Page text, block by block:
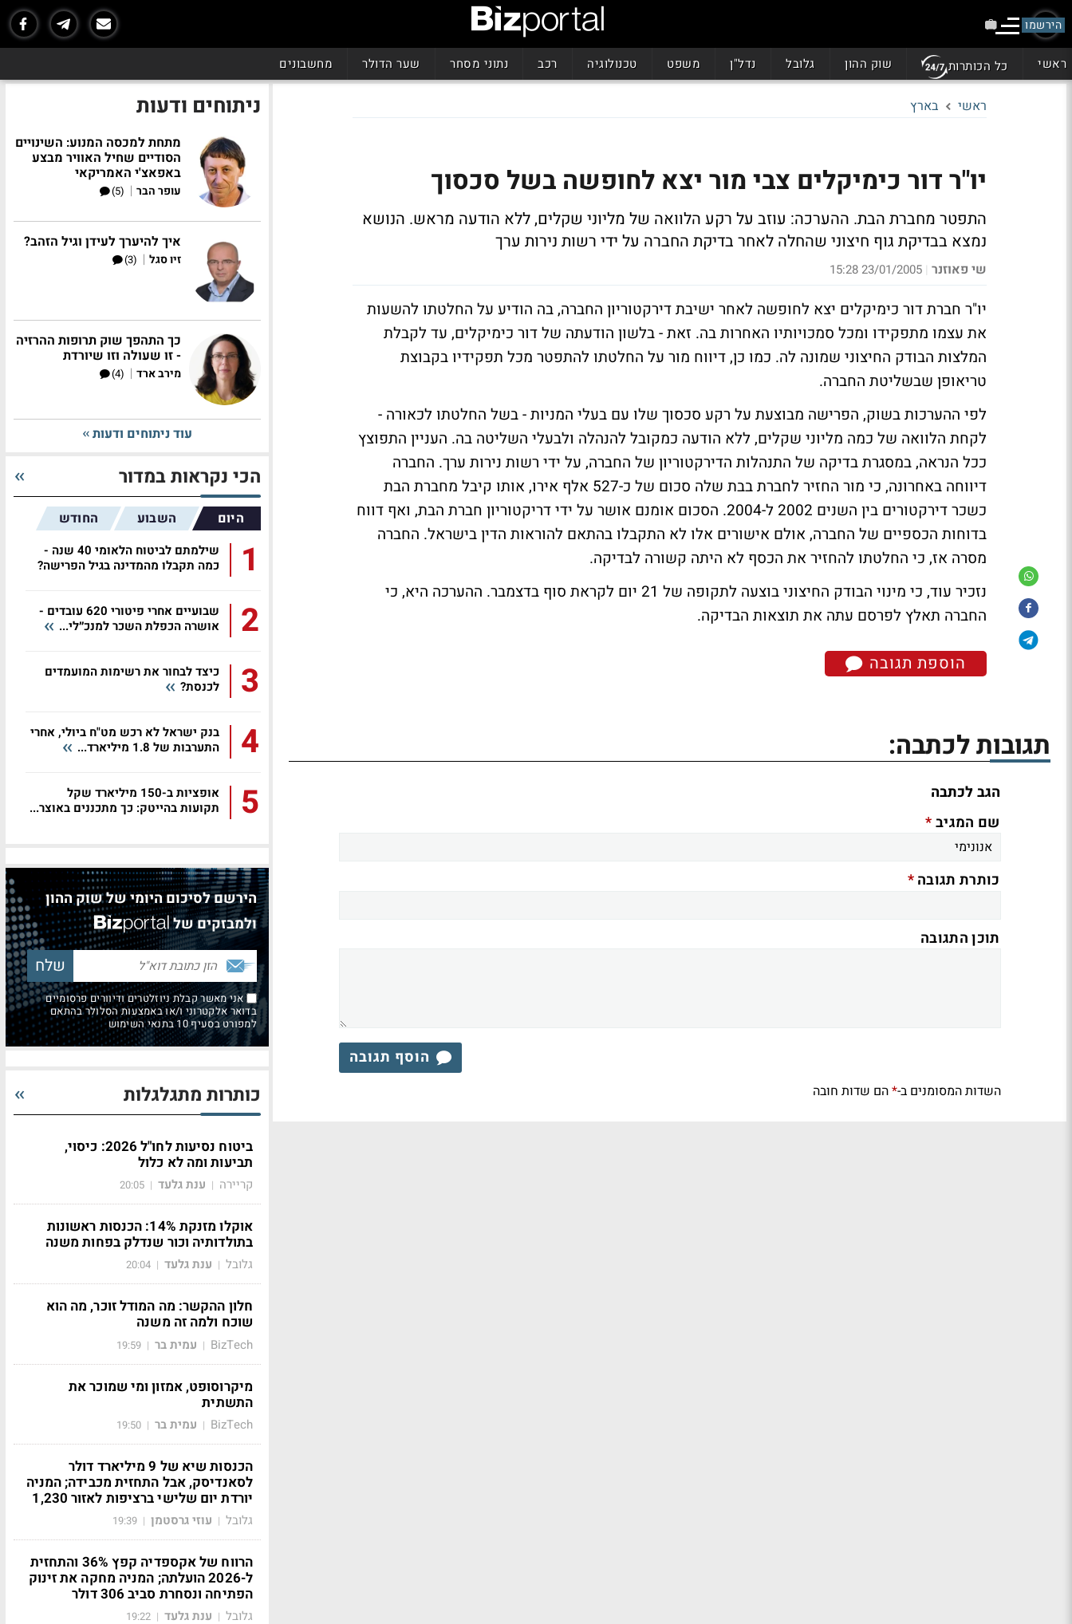
הירשמו
ראשי כל הכותרות שוק ההון גלובל נדל"ן משפט טכנולוגיה רכב נתוני מסחר שער הדולר מחשבונים
ראשי בארץ
יו"ר דור כימיקלים צבי מור יצא לחופשה בשל סכסוך
התפטר מחברת הבת. ההערכה: עוזב על רקע הלוואה של מליוני שקלים, ללא הודעה מראש. הנושא
נמצא בבדיקת גוף חיצוני שהחלה לאחר בדיקת החברה על ידי רשות נירות ערך
שי פאוזנר |
23/01/2005 15:28
יו"ר חברת דור כימיקלים יצא לחופשה לאחר ישיבת דירקטוריון החברה, בה הודיע על החלטתו להשעות
את עצמו מתפקידו ומכל סמכויותיו האחרות בה. זאת - בלשון הודעתה של דור כימיקלים, עד לקבלת
המלצות הבודק החיצוני שמונה לה. כמו כן, דיווח מור על החלטתו להתפטר מכל תפקידיו בקבוצת
טריאופן שבשליטת החברה.
לפי ההערכות בשוק, הפרישה מבוצעת על רקע סכסוך שלו עם בעלי המניות - בשל החלטתו לכאורה -
לקחת הלוואה של כמה מליוני שקלים, ללא הודעה כמקובל להנהלה ולבעלי השליטה בה. העניין התפוצץ
ככל הנראה, במסגרת בדיקה של התנהלות הדירקטוריון של החברה, על ידי רשות נירות ערך. החברה
דיווחה באחרונה, כי מור החזיר לחברת בבת שלה סכום של כ-527 אלף אירו, אותו קיבל מחברת הבת
כשכר דירקטורים בין השנים 2002 ל-2004. הסכום אומנם אושר על ידי דריקטוריון חברת הבת, ואף דווח
בדוחות הכספיים של החברה, אולם אישורים אלו לא התקבלו בהתאם להוראות הדין בישראל. החברה
מסרה אז, כי החלטתו להחזיר את הכסף לא היתה קשורה לבדיקה.
נזכיר עוד, כי מינוי הבודק החיצוני בוצעה לתקופה של 21 יום לקראת סוף בדצמבר. ההערכה היא, כי
החברה תאלץ לפרסם עתה את תוצאות הבדיקה.
הוספת תגובה
תגובות לכתבה:
הגב לכתבה
שם המגיב*
כותרת תגובה*
תוכן התגובה
הוסף תגובה
השדות המסומנים ב-*הם שדות חובה
ניתוחים ודעות
מתחת למכסה המנוע: השינויים
הסודיים שחיל האוויר מבצע
באפאצ'י האמריקאי
עופר הבר |
(5)
איך להיערך לעידן וגיל הזהב?
זיו סגל |
(3)
כך התהפך שוק תרופות ההרזיה
- זו שעולה וזו שיורדת
מירב ארד |
(4)
עוד ניתוחים ודעות
הכי נקראות במדור
היום השבוע החודש
1
שילמתם לביטוח הלאומי 40 שנה -
כמה תקבלו מהמדינה בגיל הפרישה?
2
שבועיים אחרי פיטורי 620 עובדים -
אושרה הכפלת השכר למנכ״לי...
3
כיצד לבחור את רשימות המועמדים
לכנסת?
4
בנק ישראל לא רכש מט"ח ביולי, אחרי
התערבות של 1.8 מיליארד...
5
אופציות ב-150 מיליארד שקל
תקועות בהייטק: כך מתכננים באוצר...
הירשם לסיכום היומי של שוק ההון
ולמבזקים של
אני מאשר קבלת ניוזלטרים ודיוורים פרסומיים
בדואר אלקטרוני ו/או באמצעות הסלולר בהתאם
למפורט בסעיף 10 בתנאי השימוש
כותרות מתגלגלות
ביטוח נסיעות לחו"ל 2026: כיסוי,
תביעות ומה לא כלול
קריירה | ענת גלעד |
20:05
אוקלו מזנקת 14%: הכנסות ראשונות
בתולדותיה וכור שנדלק בפחות משנה
גלובל | ענת גלעד |
20:04
חלון ההקשר: מה המודל זוכר, מה הוא
שוכח ולמה זה משנה
BizTech
| עמית בר |
19:59
מיקרוסופט, אמזון ומי שמוכר את
התשתית
BizTech
| עמית בר |
19:50
הכנסות שיא של 9 מיליארד דולר
לסאנדיסק, אבל התחזית מכבידה; המניה
יורדת יום שלישי ברציפות לאזור 1,230
גלובל | עוזי גרסטמן |
19:39
הרווח של אקספדיה קפץ 36% והתחזית
ל-2026 הועלתה; המניה מחקה את זינוק
הפתיחה ונסחרת סביב 306 דולר
גלובל | ענת גלעד |
19:22